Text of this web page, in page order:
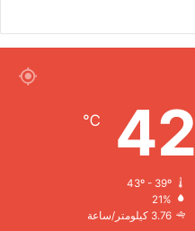
42
℃
43º - 39º
21%
3.76 كيلومتر/ساعة